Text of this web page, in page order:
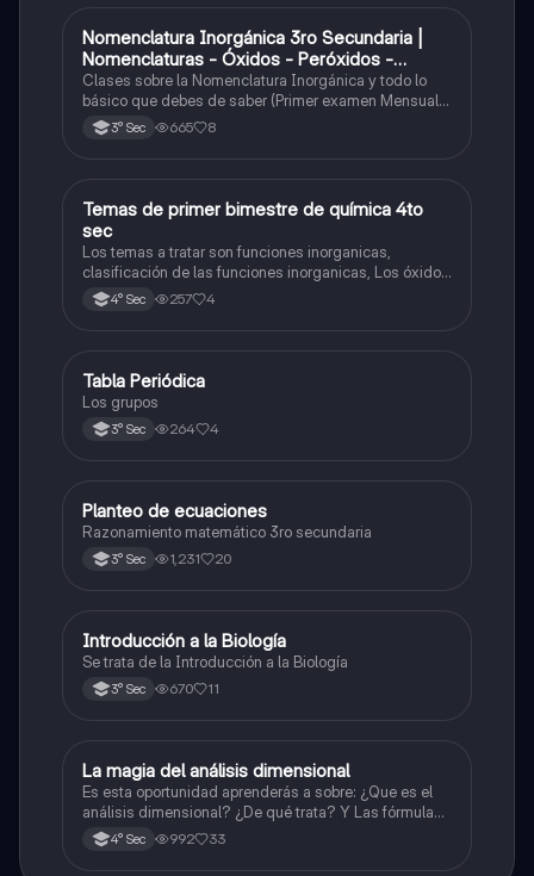
Química
Nomenclatura Inorgánica 3ro Secundaria |
Nomenclaturas - Óxidos - Peróxidos -
Hidróxido o Bases
Clases sobre la Nomenclatura Inorgánica y todo lo
básico que debes de saber (Primer examen Mensual
2025)3° Sec 665 8
Química
Temas de primer bimestre de química 4to
sec
Los temas a tratar son funciones inorganicas,
clasificación de las funciones inorganicas, Los óxidos
y los óxidos ácidos
4° Sec 257 4
Química
Tabla Periódica
Los grupos
3° Sec 264 4
Matemáticas
Planteo de ecuaciones
Razonamiento matemático 3ro secundaria
3° Sec 1,231 20
Biología
Introducción a la Biología
Se trata de la Introducción a la Biología
3° Sec 670 11
Física
La magia del análisis dimensional
Es esta oportunidad aprenderás a sobre: ¿Que es el
análisis dimensional? ¿De qué trata? Y Las fórmulas
de las magnitudes fundamentales y derivadas.
4° Sec 992 33